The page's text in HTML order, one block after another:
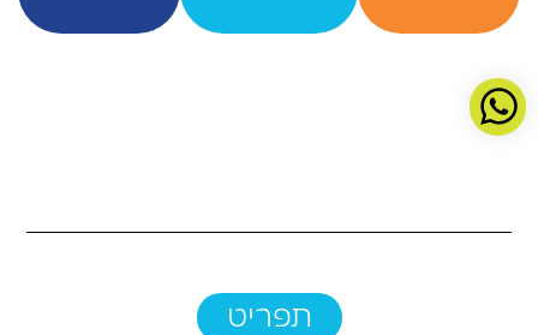
תפריט